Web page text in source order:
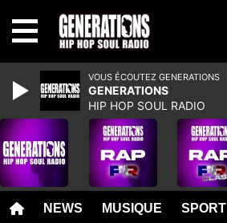
NEWS MUSIQUE SPORT
VOUS ÉCOUTEZ GENERATIONS
GENERATIONS
HIP HOP SOUL RADIO